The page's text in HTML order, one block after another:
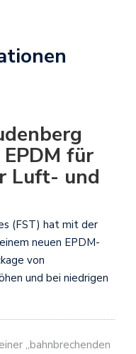
für
Luft- und
(FST) hat mit der
neuen EPDM-
von
und bei niedrigen
„bahnbrechenden